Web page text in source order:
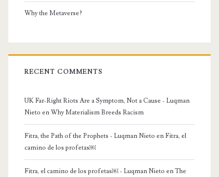
Why the Metaverse?
RECENT COMMENTS
UK Far-Right Riots Are a Symptom, Not a Cause - Luqman
Nieto enWhy Materialism Breeds Racism
Fitra, the Path of the Prophets - Luqman Nieto enFitra, el
camino de los profetas￼
Fitra, el camino de los profetas￼ - Luqman Nieto enThe